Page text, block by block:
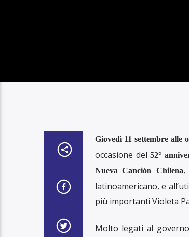
Giovedì 11 settembre alle
occasione del52°
Nueva Canción Chilena,
latinoamericano, e
più importanti Violeta
Molto legati al